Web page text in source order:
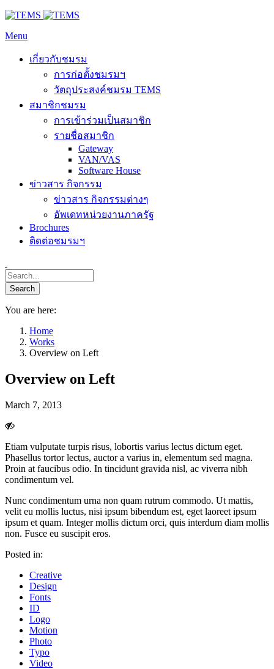
Menu
เกี่ยวกับชมรม
การก่อตั้งชมรมฯ
วัตถุประสงค์ชมรม TEMS
สมาชิกชมรม
การเข้าร่วมเป็นสมาชิก
รายชื่อสมาชิก
Gateway
VAN/VAS
Software House
ข่าวสาร กิจกรรม
ข่าวสาร กิจกรรมต่างๆ
อัพเดทหน่วยงานภาครัฐ
Brochures
ติดต่อชมรมฯ
You are here:
Home
Works
Overview on Left
Overview on Left
March 7, 2013
Etiam vulputate turpis risus, lobortis varius lectus dictum eget.
Phasellus tortor lectus, auctor a varius in, elementum sed magna.
Proin at faucibus odio. In tincidunt gravida nisl, ac viverra nibh
condimentum vel.
Nunc condimentum urna non quam rutrum commodo. Ut mattis,
velit eu mollis luctus, nisi ipsum bibendum est, eget laoreet ipsum
ipsum et quam. Integer mollis dictum orci, quis interdum diam mollis
non. Fusce eu suscipit eros.
Posted in:
Creative
Design
Fonts
ID
Logo
Motion
Photo
Typo
Video